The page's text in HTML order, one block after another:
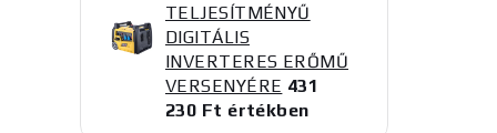
TELJESÍTMÉNYŰ
DIGITÁLIS
INVERTERES ERŐMŰ
VERSENYÉRE 431
230 Ft értékben